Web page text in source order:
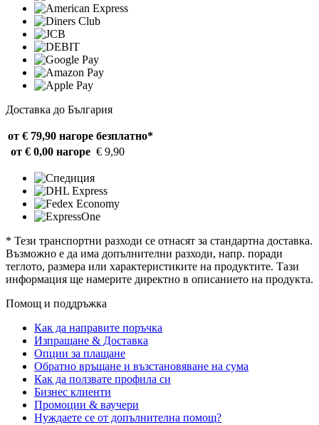
Доставка до България
от € 79,90 нагоре безплатно*
от € 0,00 нагоре € 9,90
* Тези транспортни разходи се отнасят за стандартна доставка.
Възможно е да има допълнителни разходи, напр. поради
теглото, размера или характеристиките на продуктите. Тази
информация ще намерите директно в описанието на продукта.
Помощ и поддръжка
Как да направите поръчка
Изпращане & Доставка
Опции за плащане
Обратно връщане и възстановяване на сума
Как да ползвате профила си
Бизнес клиенти
Промоции & ваучери
Нуждаете се от допълнителна помощ?